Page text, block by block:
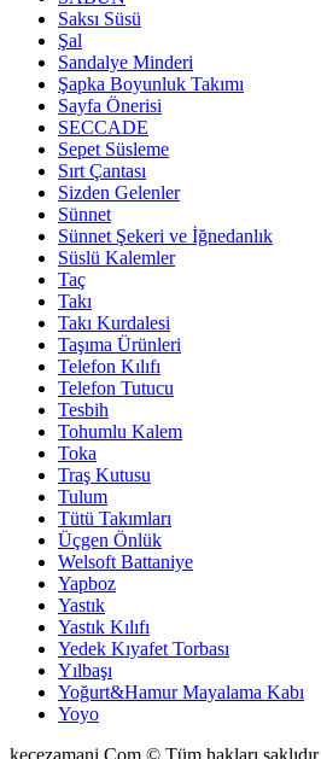
Saksı Süsü
Şal
Sandalye Minderi
Şapka Boyunluk Takımı
Sayfa Önerisi
SECCADE
Sepet Süsleme
Sırt Çantası
Sizden Gelenler
Sünnet
Sünnet Şekeri ve İğnedanlık
Süslü Kalemler
Taç
Takı
Takı Kurdalesi
Taşıma Ürünleri
Telefon Kılıfı
Telefon Tutucu
Tesbih
Tohumlu Kalem
Toka
Traş Kutusu
Tulum
Tütü Takımları
Üçgen Önlük
Welsoft Battaniye
Yapboz
Yastık
Yastık Kılıfı
Yedek Kıyafet Torbası
Yılbaşı
Yoğurt&Hamur Mayalama Kabı
Yoyo
kecezamani.Com © Tüm hakları saklıdır.